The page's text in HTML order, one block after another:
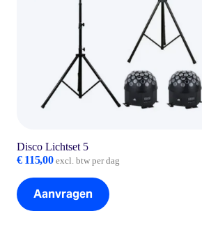
Disco Lichtset 5
€115,00 excl. btw per dag
Aanvragen